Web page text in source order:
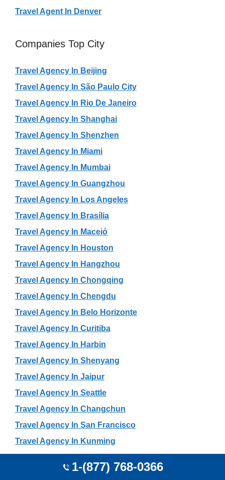
Travel Agent In Denver
Companies Top City
Travel Agency In Beijing
Travel Agency In São Paulo City
Travel Agency In Rio De Janeiro
Travel Agency In Shanghai
Travel Agency In Shenzhen
Travel Agency In Miami
Travel Agency In Mumbai
Travel Agency In Guangzhou
Travel Agency In Los Angeles
Travel Agency In Brasília
Travel Agency In Maceió
Travel Agency In Houston
Travel Agency In Hangzhou
Travel Agency In Chongqing
Travel Agency In Chengdu
Travel Agency In Belo Horizonte
Travel Agency In Curitiba
Travel Agency In Harbin
Travel Agency In Shenyang
Travel Agency In Jaipur
Travel Agency In Seattle
Travel Agency In Changchun
Travel Agency In San Francisco
Travel Agency In Kunming
1-(877) 768-0366